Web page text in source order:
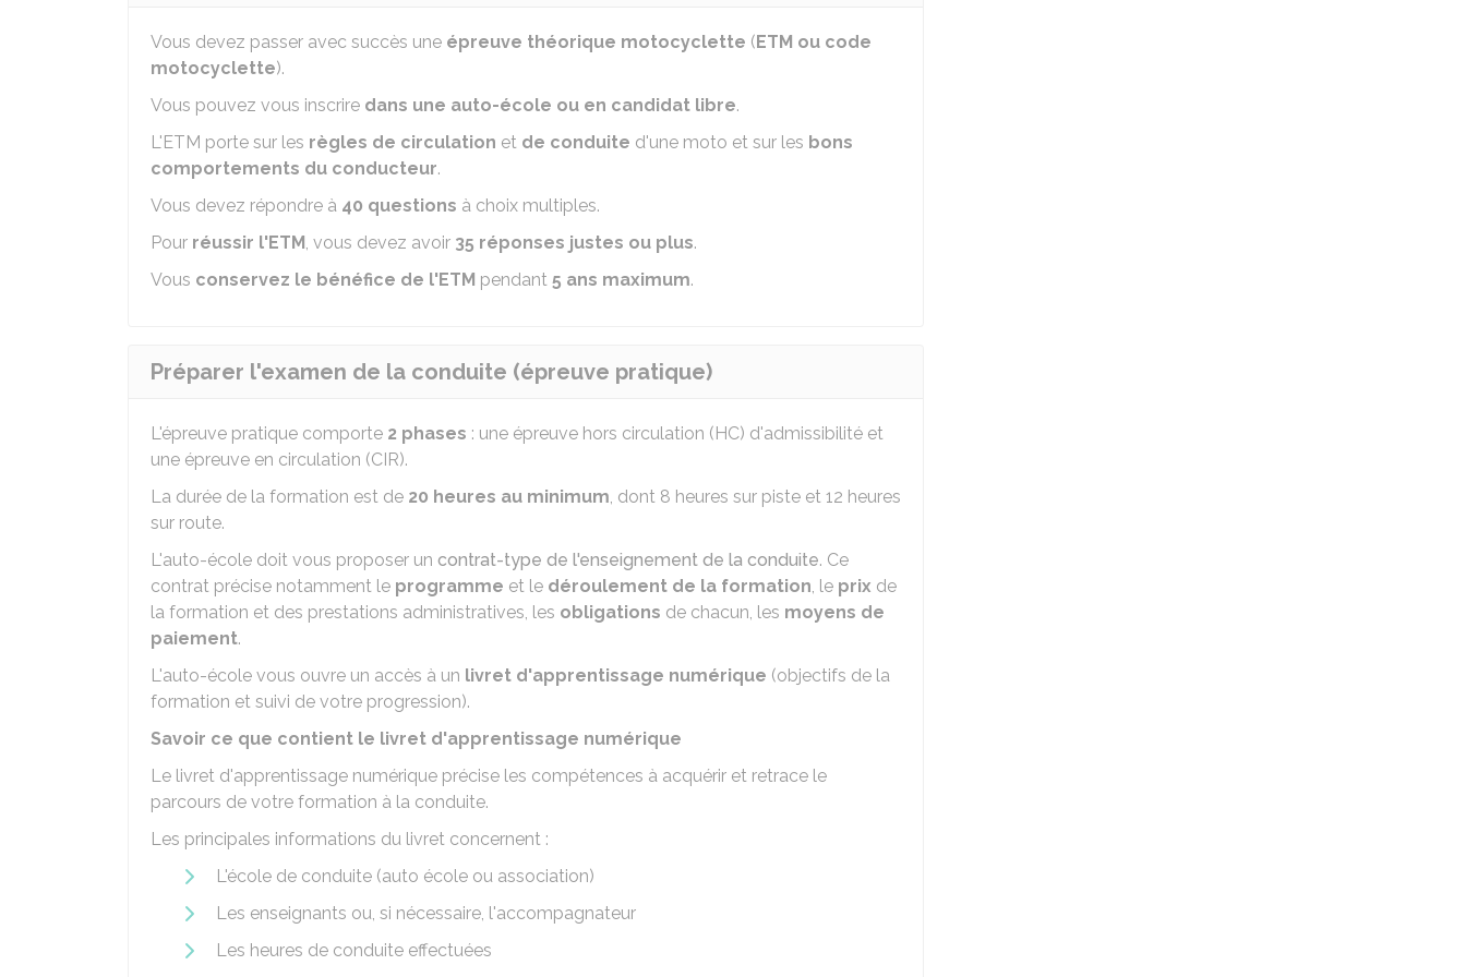
Vous devez passer avec succès une épreuve théorique motocyclette (ETM ou code
motocyclette).
Vous pouvez vous inscrire dans une auto-école ou en candidat libre.
L'ETM porte sur les règles de circulation et de conduite d'une moto et sur les bons
comportements du conducteur.
Vous devez répondre à 40 questions à choix multiples.
Pour réussir l'ETM, vous devez avoir 35 réponses justes ou plus.
Vous conservez le bénéfice de l'ETM pendant 5 ans maximum.
Préparer l'examen de la conduite (épreuve pratique)
L'épreuve pratique comporte 2 phases : une épreuve hors circulation (HC) d'admissibilité et
une épreuve en circulation (CIR).
La durée de la formation est de 20 heures au minimum, dont 8 heures sur piste et 12 heures
sur route.
L'auto-école doit vous proposer un contrat-type de l'enseignement de la conduite. Ce
contrat précise notamment le programme et le déroulement de la formation, le prix de
la formation et des prestations administratives, les obligations de chacun, les moyens de
paiement.
L'auto-école vous ouvre un accès à un livret d'apprentissage numérique (objectifs de la
formation et suivi de votre progression).
Savoir ce que contient le livret d'apprentissage numérique
Le livret d'apprentissage numérique précise les compétences à acquérir et retrace le
parcours de votre formation à la conduite.
Les principales informations du livret concernent :
L'école de conduite (auto école ou association)
Les enseignants ou, si nécessaire, l'accompagnateur
Les heures de conduite effectuées